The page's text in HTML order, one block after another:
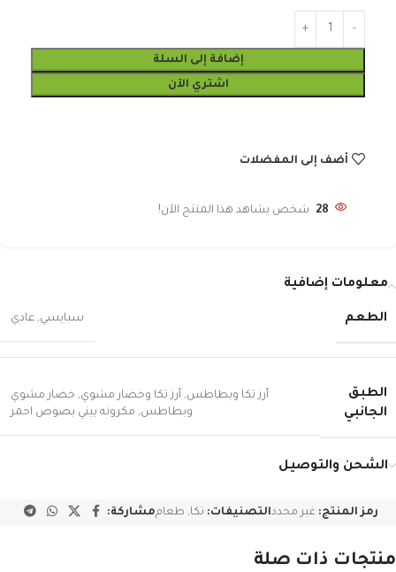
إضافة إلى السلة
اشتري الآن
أضف إلى المفضلات
28 شخص يشاهد هذا المنتج الآن!
معلومات إضافية
الطعم سبايسي, عادي
الطبق
الجانبي
أرز تكا وبطاطس, أرز تكا وخضار مشوي, خضار مشوي
وبطاطس, مكرونه بيني بصوص احمر
الشحن والتوصيل
رمز المنتج:غير محددالتصنيفات: تكا, طعاممشاركة:
منتجات ذات صلة